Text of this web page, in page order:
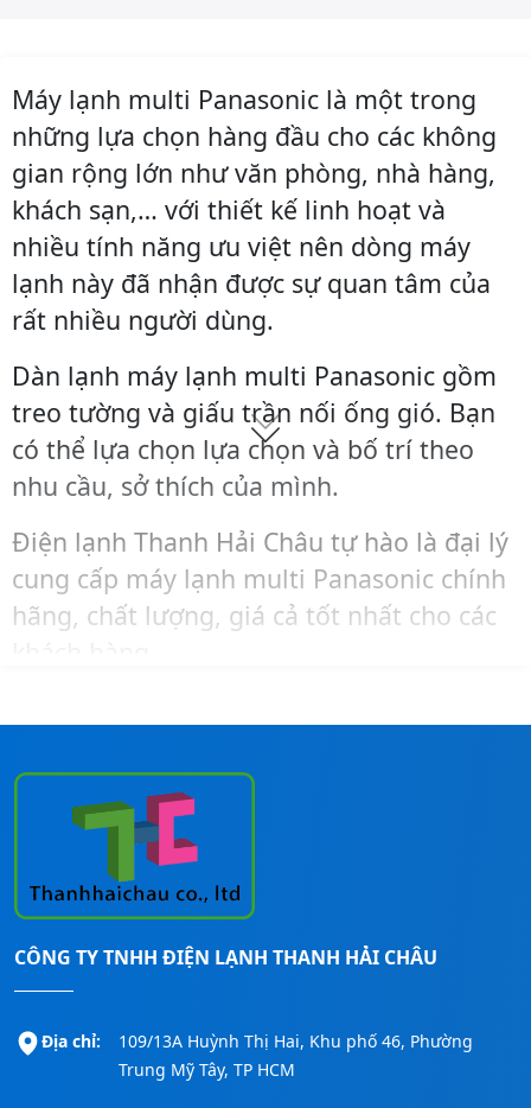
Máy lạnh multi Panasonic là một trong
những lựa chọn hàng đầu cho các không
gian rộng lớn như văn phòng, nhà hàng,
khách sạn,… với thiết kế linh hoạt và
nhiều tính năng ưu việt nên dòng máy
lạnh này đã nhận được sự quan tâm của
rất nhiều người dùng.
Dàn lạnh máy lạnh multi Panasonic gồm
treo tường và giấu trần nối ống gió. Bạn
có thể lựa chọn lựa chọn và bố trí theo
nhu cầu, sở thích của mình.
Điện lạnh Thanh Hải Châu tự hào là đại lý
cung cấp máy lạnh multi Panasonic chính
hãng, chất lượng, giá cả tốt nhất cho các
cho các công trình, bạn hãy liên hệ ngay
đến sốHotline:
trợ nhanh nhất!
CÔNG TY TNHH ĐIỆN LẠNH THANH HẢI CHÂU
Địa chỉ:
109/13A Huỳnh Thị Hai, Khu phố 46, Phường
Trung Mỹ Tây, TP HCM